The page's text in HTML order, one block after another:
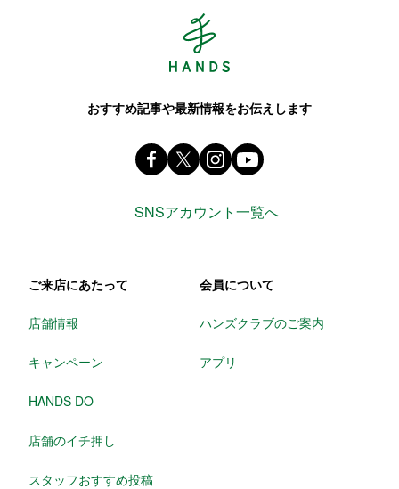
おすすめ記事や最新情報をお伝えします
Facebook ハンズ公式ファンページ
X(旧 twitter) @Hands_official_
instagram
SNSアカウント一覧へ
ご来店にあたって
店舗情報
キャンペーン
HANDS DO
店舗のイチ押し
スタッフおすすめ投稿
会員について
ハンズクラブのご案内
アプリ